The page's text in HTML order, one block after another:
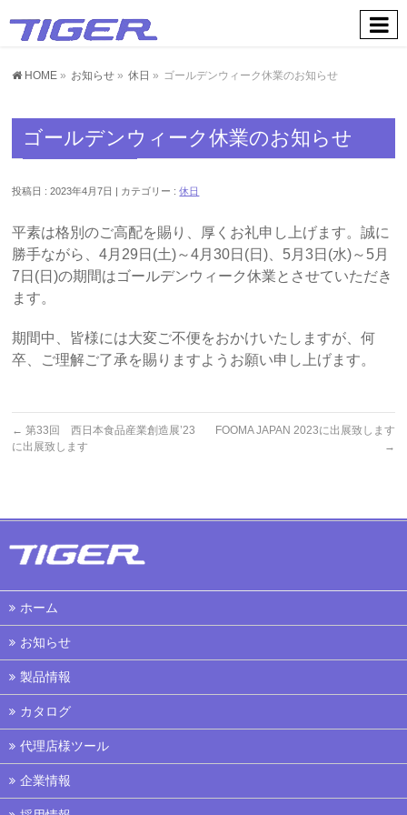
HOME » お知らせ » 休日 » ゴールデンウィーク休業のお知らせ
ゴールデンウィーク休業のお知らせ
投稿日 : 2023年4月7日 カテゴリー :休日
平素は格別のご高配を賜り、厚くお礼申し上げます。誠に
勝手ながら、4月29日(土)～4月30日(日)、5月3日(水)～5月
7日(日)の期間はゴールデンウィーク休業とさせていただき
ます。
期間中、皆様には大変ご不便をおかけいたしますが、何
卒、ご理解ご了承を賜りますようお願い申し上げます。
← 第33回 西日本食品産業創造展’23
に出展致します
FOOMA JAPAN 2023に出展致します
→
ホーム
お知らせ
製品情報
カタログ
代理店様ツール
企業情報